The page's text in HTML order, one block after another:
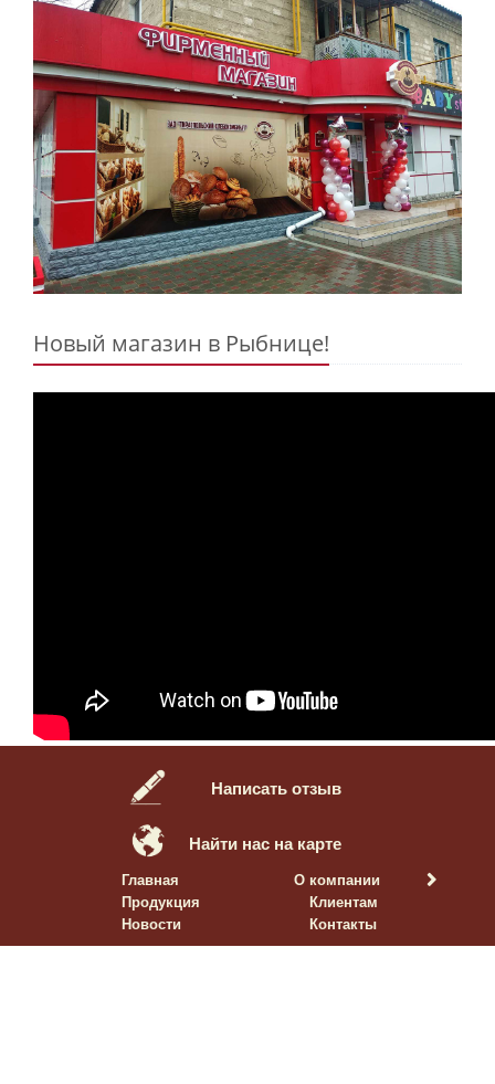
Новый магазин в Рыбнице!
Написать отзыв
Найти нас на карте
Главная
О компании
Продукция
Клиентам
Новости
Контакты